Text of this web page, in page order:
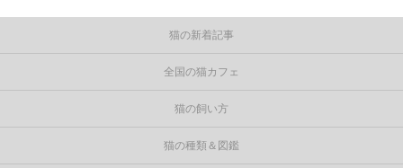
猫の新着記事
全国の猫カフェ
猫の飼い方
猫の種類＆図鑑